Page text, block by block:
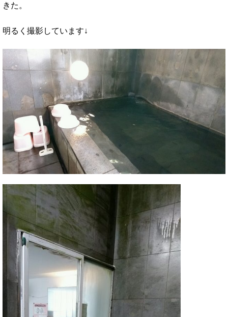
きた。
明るく撮影しています↓